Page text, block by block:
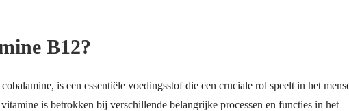
B12?
is een essentiële voedingsstof die een cruciale rol speelt in het
is betrokken bij verschillende belangrijke processen en functies in het